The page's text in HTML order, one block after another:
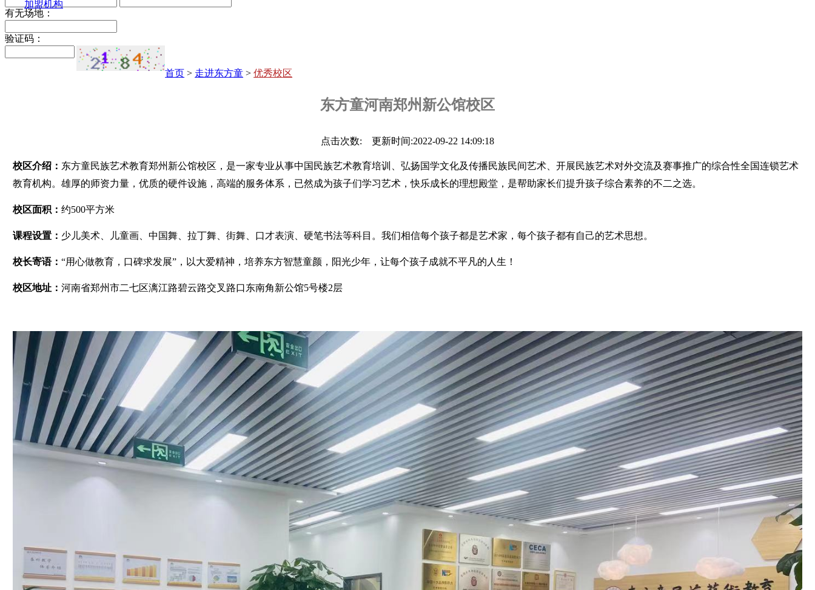
加盟机构
有无场地：
验证码：
首页 > 走进东方童 >优秀校区
东方童河南郑州新公馆校区
点击次数: 更新时间:2022-09-22 14:09:18
校区介绍： 东方童民族艺术教育郑州新公馆校区，是一家专业从事中国民族艺术教育培训、弘扬国学文化及传播民族民间艺术、开展民族艺术对外交流及赛事推广的综合性全国连锁艺术
教育机构。雄厚的师资力量，优质的硬件设施，高端的服务体系，已然成为孩子们学习艺术，快乐成长的理想殿堂，是帮助家长们提升孩子综合素养的不二之选。
校区面积：约500平方米
课程设置： 少儿美术、儿童画、中国舞、拉丁舞、街舞、口才表演、硬笔书法等科目。我们相信每个孩子都是艺术家，每个孩子都有自己的艺术思想。
校长寄语：“用心做教育，口碑求发展”，以大爱精神，培养东方智慧童颜，阳光少年，让每个孩子成就不平凡的人生！
校区地址：河南省郑州市二七区漓江路碧云路交叉路口东南角新公馆5号楼2层